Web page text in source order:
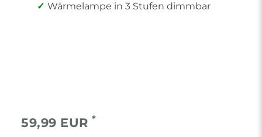
Wärmelampe in 3 Stufen dimmbar
59,99 EUR *